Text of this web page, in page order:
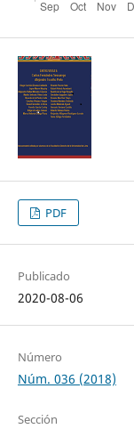
PDF
Publicado
2020-08-06
Número
Núm. 036 (2018)
Sección